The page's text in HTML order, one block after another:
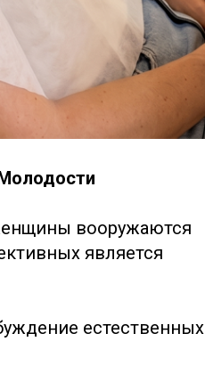
вооружаются
является
естественных